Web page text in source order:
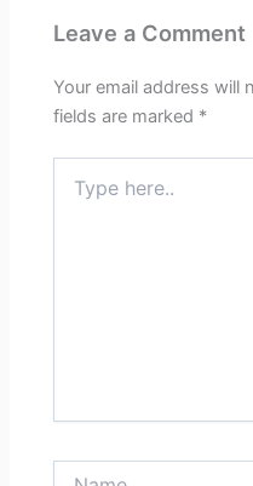
Leave a Comment
Your email address will
fields are marked *
here..